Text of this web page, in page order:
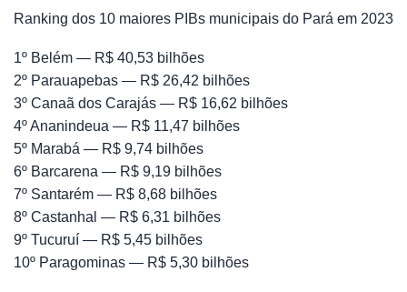
Ranking dos 10 maiores PIBs municipais do Pará em 2023
1º Belém — R$ 40,53 bilhões
2º Parauapebas — R$ 26,42 bilhões
3º Canaã dos Carajás — R$ 16,62 bilhões
4º Ananindeua — R$ 11,47 bilhões
5º Marabá — R$ 9,74 bilhões
6º Barcarena — R$ 9,19 bilhões
7º Santarém — R$ 8,68 bilhões
8º Castanhal — R$ 6,31 bilhões
9º Tucuruí — R$ 5,45 bilhões
10º Paragominas — R$ 5,30 bilhões